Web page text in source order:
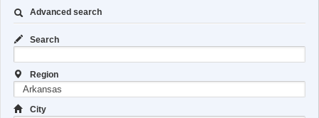
Advanced search
Search
Region
City